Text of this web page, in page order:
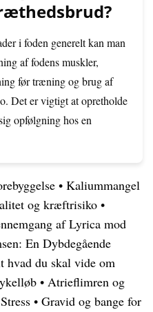
i foden generelt kan man
af fodens muskler,
før træning og brug af
Det er vigtigt at opretholde
opfølgning hos en
• Kaliummangel
og kræftrisiko •
af Lyrica mod
En Dybdegående
hvad du skal vide om
• Atrieflimren og
• Gravid og bange for